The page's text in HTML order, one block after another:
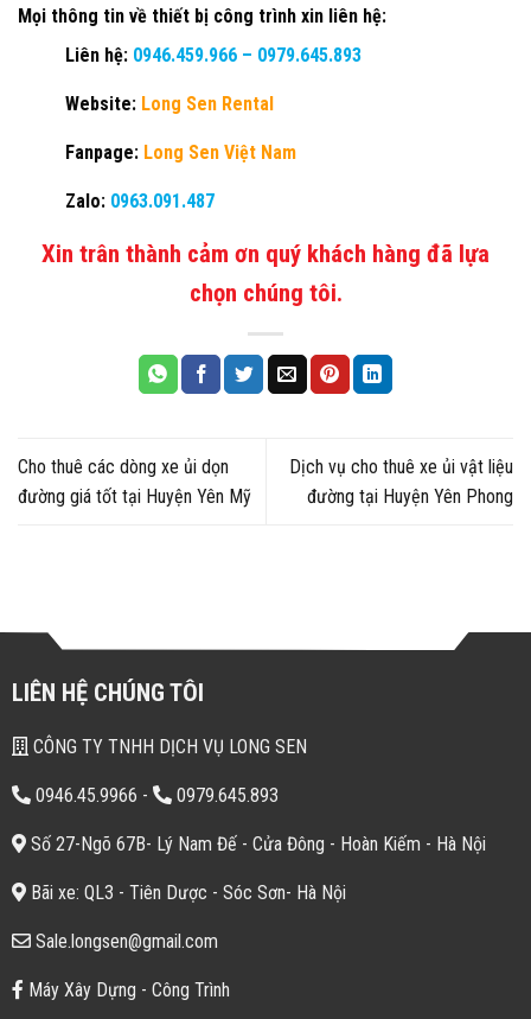
Mọi thông tin về thiết bị công trình xin liên hệ:
Liên hệ: 0946.459.966 – 0979.645.893
Website: Long Sen Rental
Fanpage: Long Sen Việt Nam
Zalo: 0963.091.487
Xin trân thành cảm ơn quý khách hàng đã lựa
chọn chúng tôi.
Cho thuê các dòng xe ủi dọn
đường giá tốt tại Huyện Yên Mỹ
Dịch vụ cho thuê xe ủi vật liệu
đường tại Huyện Yên Phong
LIÊN HỆ CHÚNG TÔI
CÔNG TY TNHH DỊCH VỤ LONG SEN
0946.45.9966 - 0979.645.893
Số 27-Ngõ 67B- Lý Nam Đế - Cửa Đông - Hoàn Kiếm - Hà Nội
Bãi xe: QL3 - Tiên Dược - Sóc Sơn- Hà Nội
Sale.longsen@gmail.com
Máy Xây Dựng - Công Trình